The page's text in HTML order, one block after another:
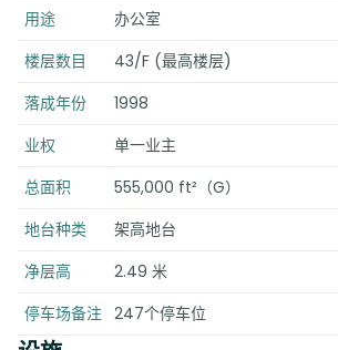
用途
办公室
楼层数目
43/F (最高楼层)
落成年份
1998
业权
单一业主
总面积
555,000 ft²（G）
地台种类
架高地台
净层高
2.49 米
停车场备注 247个停车位